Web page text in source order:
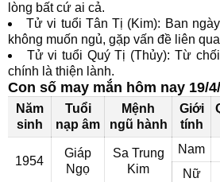
lòng bất cứ ai cả.
Tử vi tuổi Tân Tị (Kim): Ban
không muốn ngủ, gặp vấn đề liên
Tử vi tuổi Quý Tị (Thủy): Từ
chính là thiện lành.
Con số may mắn hôm nay 19/
Năm
sinh
Tuổi
nạp âm
Mệnh
ngũ hành
Giới
tính
1954
Giáp
Ngọ
Sa Trung
Kim
Nam
Nữ